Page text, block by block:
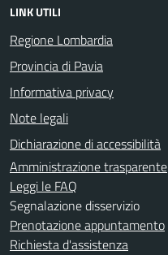
LINK UTILI
Regione Lombardia
Provincia di Pavia
Informativa privacy
Note legali
Dichiarazione di accessibilità
Amministrazione trasparente
Leggi le FAQ
Segnalazione disservizio
Prenotazione appuntamento
Richiesta d'assistenza